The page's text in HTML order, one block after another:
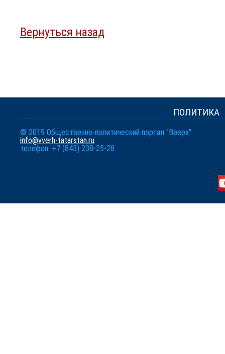
Вернуться назад
ПОЛИТИКА
© 2019 Общественно-политический портал "Вверх"
info@vverh-tatarstan.ru
телефон: +7 (843) 238-25-28